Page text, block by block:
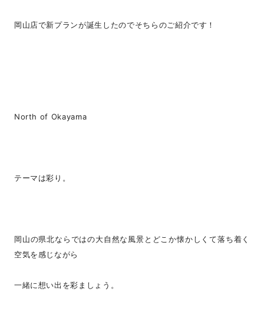
岡山店で新プランが誕生したのでそちらのご紹介です！
North of Okayama
テーマは彩り。
岡山の県北ならではの大自然な風景とどこか懐かしくて落ち着く
空気を感じながら
一緒に想い出を彩ましょう。